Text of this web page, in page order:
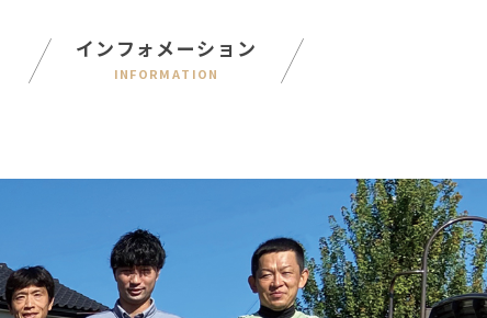
インフォメーション
INFORMATION